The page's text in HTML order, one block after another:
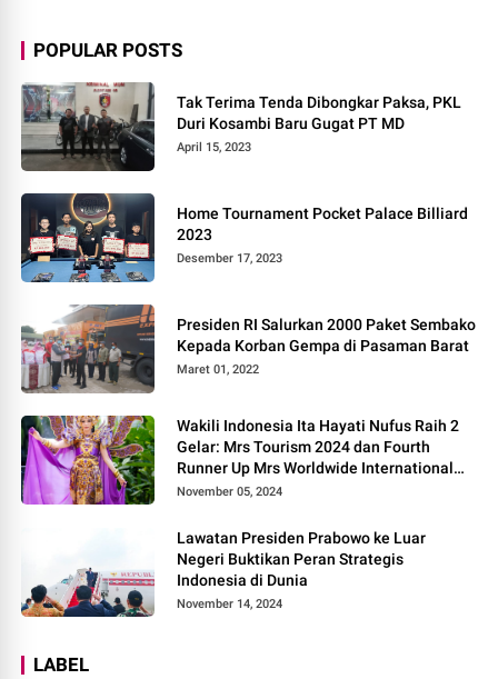
POPULAR POSTS
Tak Terima Tenda Dibongkar Paksa, PKL
Duri Kosambi Baru Gugat PT MD
April 15, 2023
Home Tournament Pocket Palace Billiard
2023
Desember 17, 2023
Presiden RI Salurkan 2000 Paket Sembako
Kepada Korban Gempa di Pasaman Barat
Maret 01, 2022
Wakili Indonesia Ita Hayati Nufus Raih 2
Gelar: Mrs Tourism 2024 dan Fourth
Runner Up Mrs Worldwide International
2024, di Pemilihan Mrs Worldwide 2024
November 05, 2024
Lawatan Presiden Prabowo ke Luar
Negeri Buktikan Peran Strategis
Indonesia di Dunia
November 14, 2024
LABEL